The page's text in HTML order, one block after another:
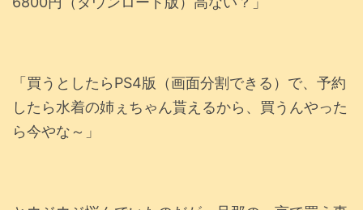
「買うとしたらPS4版（画面分割できる）で、予約
したら水着の姉ぇちゃん貰えるから、買うんやった
ら今やな～」